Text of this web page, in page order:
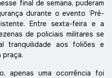
final de semana, puderam
durante o evento ‘Pré-
Entre sexta-feira e a
de policiais militares se
tranquilidade aos foliões e
praça.
apenas uma ocorrência foi